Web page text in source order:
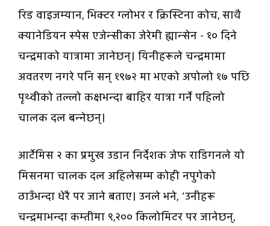
रिड वाइजम्यान, भिक्टर ग्लोभर र क्रिस्टिना कोच, साथै
क्यानेडियन स्पेस एजेन्सीका जेरेमी ह्यान्सेन - १० दिने
चन्द्रमाको यात्रामा जानेछन्। यिनीहरूले चन्द्रमामा
अवतरण नगरे पनि सन् १९७२ मा भएको अपोलो १७ पछि
पृथ्वीको तल्लो कक्षभन्दा बाहिर यात्रा गर्ने पहिलो
चालक दल बन्नेछन्।
आर्टेमिस २ का प्रमुख उडान निर्देशक जेफ राडिगनले यो
मिसनमा चालक दल अहिलेसम्म कोही नपुगेको
ठाउँभन्दा धेरै पर जाने बताए। उनले भने, ‘उनीहरू
चन्द्रमाभन्दा कम्तीमा ९,२०० किलोमिटर पर जानेछन्,